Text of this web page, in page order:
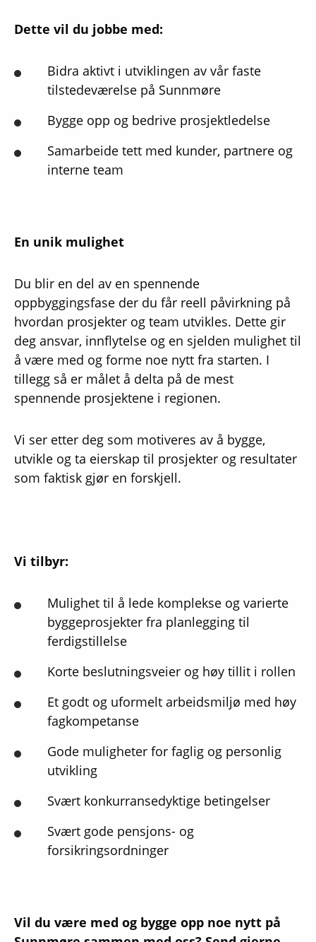
Dette vil du jobbe med:
Bidra aktivt i utviklingen av vår faste
tilstedeværelse på Sunnmøre
Bygge opp og bedrive prosjektledelse
Samarbeide tett med kunder, partnere og
interne team
En unik mulighet
Du blir en del av en spennende
oppbyggingsfase der du får reell påvirkning på
hvordan prosjekter og team utvikles. Dette gir
deg ansvar, innflytelse og en sjelden mulighet til
å være med og forme noe nytt fra starten. I
tillegg så er målet å delta på de mest
spennende prosjektene i regionen.
Vi ser etter deg som motiveres av å bygge,
utvikle og ta eierskap til prosjekter og resultater
som faktisk gjør en forskjell.
Vi tilbyr:
Mulighet til å lede komplekse og varierte
byggeprosjekter fra planlegging til
ferdigstillelse
Korte beslutningsveier og høy tillit i rollen
Et godt og uformelt arbeidsmiljø med høy
fagkompetanse
Gode muligheter for faglig og personlig
utvikling
Svært konkurransedyktige betingelser
Svært gode pensjons- og
forsikringsordninger
Vil du være med og bygge opp noe nytt på